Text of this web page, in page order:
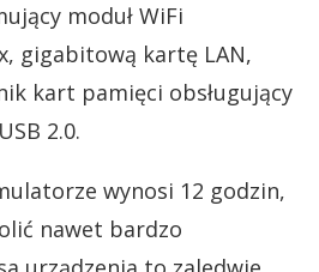
moduł WiFi
gigabitową kartę LAN,
kart pamięci obsługujący
2.0.
wynosi 12 godzin,
nawet bardzo